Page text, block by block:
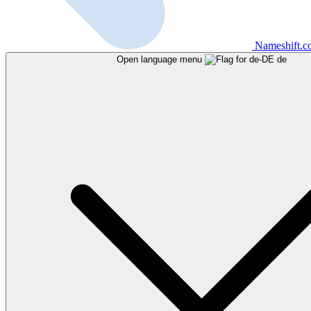
Open language menu de